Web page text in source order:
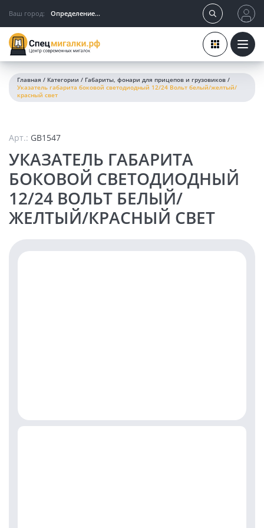
Ваш город: Определение...
Главная / Категории / Габариты, фонари для прицепов и грузовиков /
Указатель габарита боковой светодиодный 12/24 Вольт белый/желтый/
красный свет
Арт.: GB1547
УКАЗАТЕЛЬ ГАБАРИТА
БОКОВОЙ СВЕТОДИОДНЫЙ
12/24 ВОЛЬТ БЕЛЫЙ/
ЖЕЛТЫЙ/КРАСНЫЙ СВЕТ